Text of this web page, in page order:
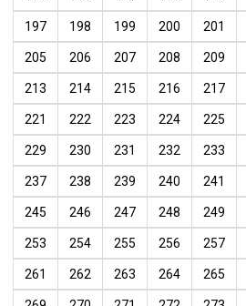
197 198 199 200 201
205 206 207 208 209
213 214 215 216 217
221 222 223 224 225
229 230 231 232 233
237 238 239 240 241
245 246 247 248 249
253 254 255 256 257
261 262 263 264 265